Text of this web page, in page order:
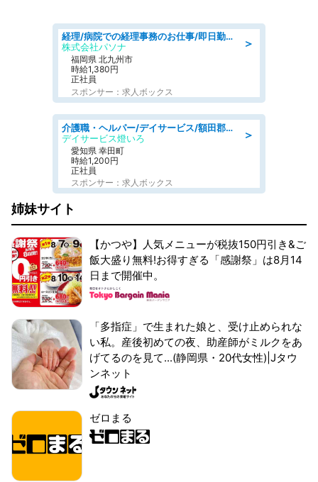
＞
経理/病院での経理事務のお仕事/即日勤務可/車通勤可/経理/一般事務
株式会社パソナ
福岡県 北九州市
時給1,380円
正社員
スポンサー：求人ボックス
＞
介護職・ヘルパー/デイサービス/額田郡幸田町/JR東海道本線 幸田/愛知県
デイサービス燈いろ
愛知県 幸田町
時給1,200円
正社員
スポンサー：求人ボックス
姉妹サイト
【かつや】人気メニューが税抜150円引き&ご
飯大盛り無料!お得すぎる「感謝祭」は8月14
日まで開催中。
「多指症」で生まれた娘と、受け止められな
い私。産後初めての夜、助産師がミルクをあ
げてるのを見て...(静岡県・20代女性)|Jタウ
ンネット
ゼロまる